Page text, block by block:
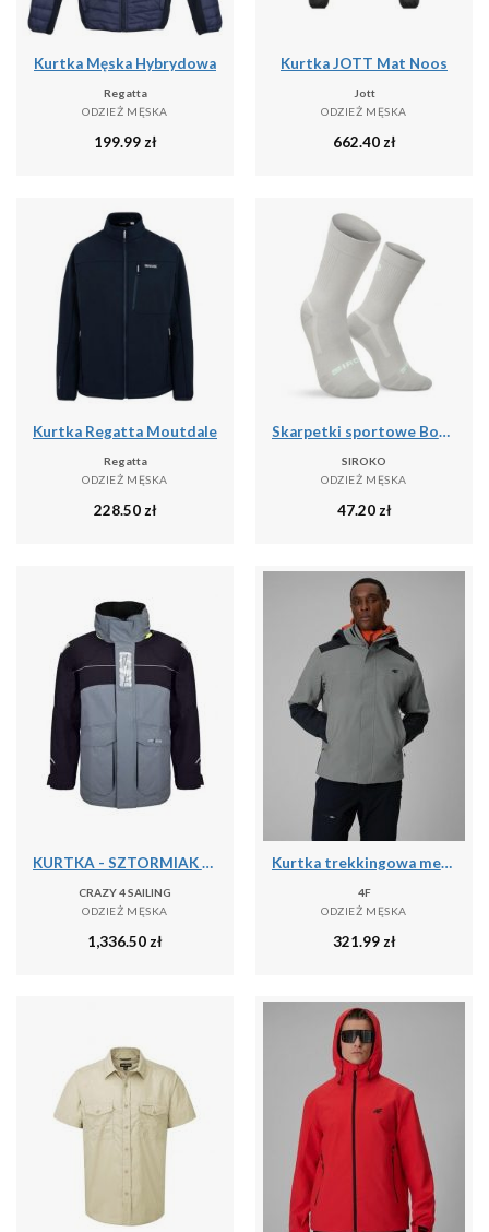
Kurtka Męska Hybrydowa
Regatta
ODZIEŻ MĘSKA
199.99 zł
Kurtka JOTT Mat Noos
Jott
ODZIEŻ MĘSKA
662.40 zł
Kurtka Regatta Moutdale
Regatta
ODZIEŻ MĘSKA
228.50 zł
Skarpetki sportowe Boombastic Siroko BBC Amp Gray
SIROKO
ODZIEŻ MĘSKA
47.20 zł
KURTKA - SZTORMIAK C4S BERGEN II CARBON/GRAFIT [M]
CRAZY 4 SAILING
ODZIEŻ MĘSKA
1,336.50 zł
Kurtka trekkingowa membrana 10000 męska 4F 4FRSS26TTJAM1269
4F
ODZIEŻ MĘSKA
321.99 zł